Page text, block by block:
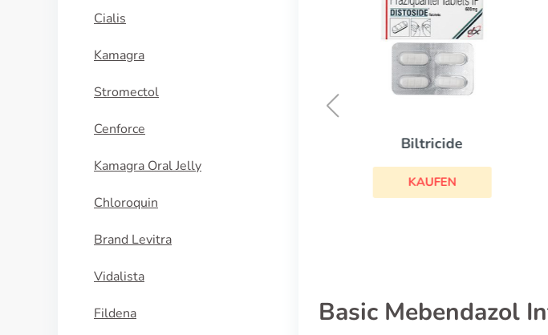
Cialis
Kamagra
Stromectol
Cenforce
Kamagra Oral Jelly
Chloroquin
Brand Levitra
Vidalista
Fildena
Biltricide
KAUFEN
Basic Mebendazol